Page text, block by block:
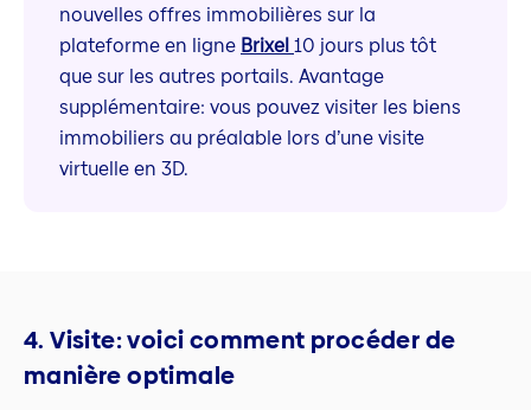
nouvelles offres immobilières sur la
plateforme en ligne Brixel10 jours plus tôt
que sur les autres portails. Avantage
supplémentaire: vous pouvez visiter les biens
immobiliers au préalable lors d’une visite
virtuelle en 3D.
4. Visite: voici comment procéder de
manière optimale